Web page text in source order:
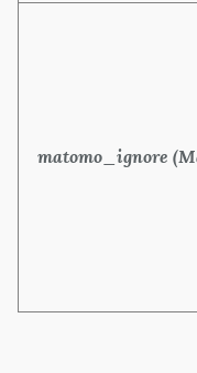
matomo_ignore